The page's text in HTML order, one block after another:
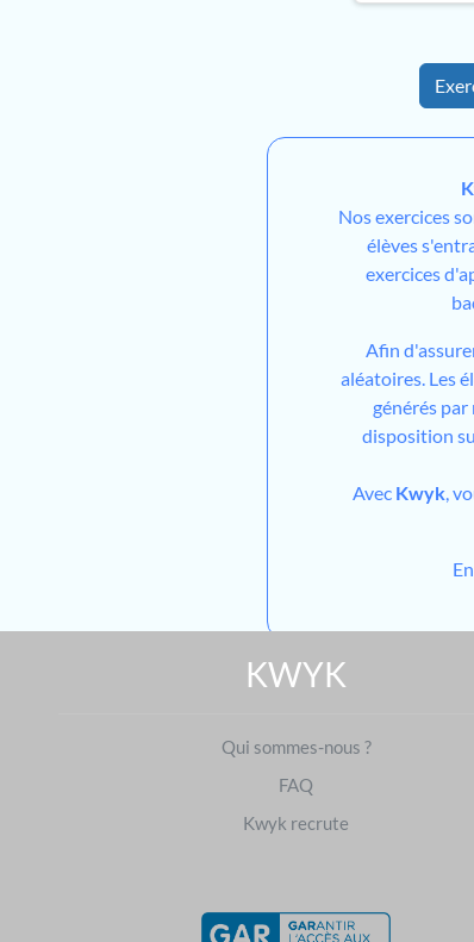
Nos exercices
élèves
exercices
Afin
aléatoires. Les
générés
disposition
Avec Kwyk,
KWYK
Qui sommes-nous ?
FAQ
Kwyk recrute